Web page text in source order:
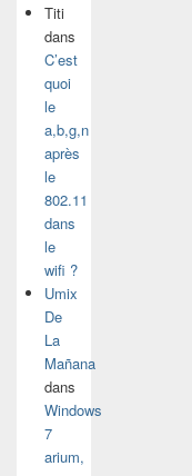
Titi
dans
C’est
quoi
le
a,b,g,n
après
le
802.11
dans
le
wifi ?
Umix
De
La
Mañana
dans
Windows
7
arium,